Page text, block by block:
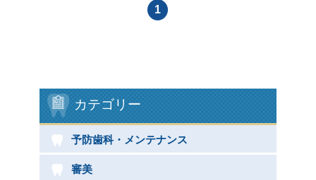
医院コンセプト
当院での治療のメリット
1
カテゴリー
予防歯科・メンテナンス
審美